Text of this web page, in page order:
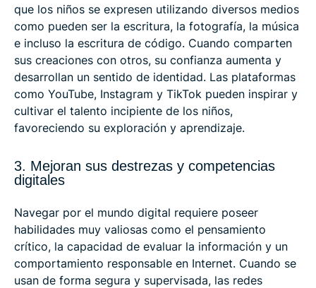
que los niños se expresen utilizando diversos medios
como pueden ser la escritura, la fotografía, la música
e incluso la escritura de código. Cuando comparten
sus creaciones con otros, su confianza aumenta y
desarrollan un sentido de identidad. Las plataformas
como YouTube, Instagram y TikTok pueden inspirar y
cultivar el talento incipiente de los niños,
favoreciendo su exploración y aprendizaje.
3. Mejoran sus destrezas y competencias
digitales
Navegar por el mundo digital requiere poseer
habilidades muy valiosas como el pensamiento
crítico, la capacidad de evaluar la información y un
comportamiento responsable en Internet. Cuando se
usan de forma segura y supervisada, las redes